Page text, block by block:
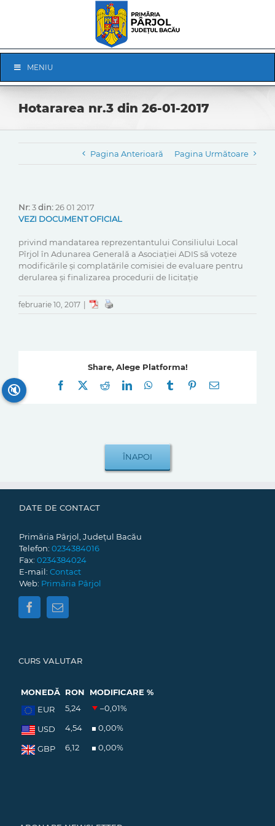
Navigation
MENIU
Hotararea nr.3 din 26-01-2017
Pagina Anterioară Pagina Următoare
Nr:3din:26 01 2017
VEZI DOCUMENT OFICIAL
privind mandatarea reprezentantului Consiliului Local
Pîrjol în Adunarea Generală a Asociației ADIS să voteze
modificările și complatările comisiei de evaluare pentru
derularea și finalizarea procedurii de licitație
februarie 10, 2017
Share, Alege Platforma!
Facebook
RedditLinkedInWhatsApp
Tumblr Pinterest
E-
DATE DE CONTACT
Primăria Pârjol, Județul Bacău
Telefon: 0234384016
Fax: 0234384024
E-mail: Contact
Web: Primăria Pârjol
CURS VALUTAR
MONEDĂ RON
MODIFICARE %
EUR
5,24 –0,01%
USD 4,54 0,00%
GBP 6,12 0,00%
🔇